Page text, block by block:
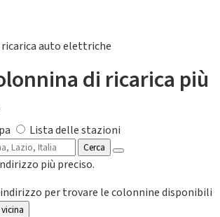
auto elettriche
di ricarica più
Lista delle stazioni
Cerca
più preciso.
per trovare le colonnine disponibili